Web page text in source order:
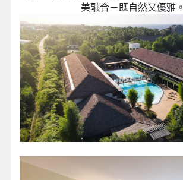
美融合－既自然又優雅。